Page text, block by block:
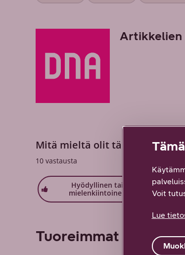
Artikkelien
Mitä mieltä olit tästä
10 vastausta
Hyödyllinen tai
mielenkiintoinen
Tuoreimmat
Voit
Lue